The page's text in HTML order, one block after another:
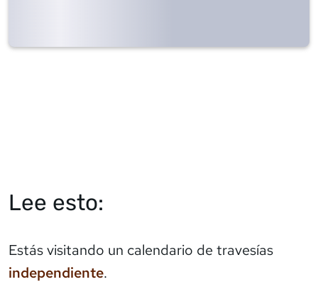
Lee esto:
Estás visitando un calendario de travesías
independiente.